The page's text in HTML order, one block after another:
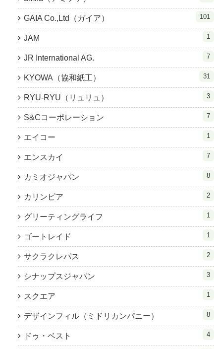
GAIA Co.,Ltd（ガイア） 101
JAM 1
JR International AG. 7
KYOWA（協和紙工） 31
RYU-RYU（リュリュ） 3
S&Cコーポレーション 7
エイコー 1
エンスカイ 7
カミオジャパン 8
カリンピア 2
グリーティングライフ 1
ゴートレイド 1
サクラクレパス 2
シナップスジャパン 3
スクエア 1
デザインフィル（ミドリカンパニー） 8
ドゥ・ベスト 4